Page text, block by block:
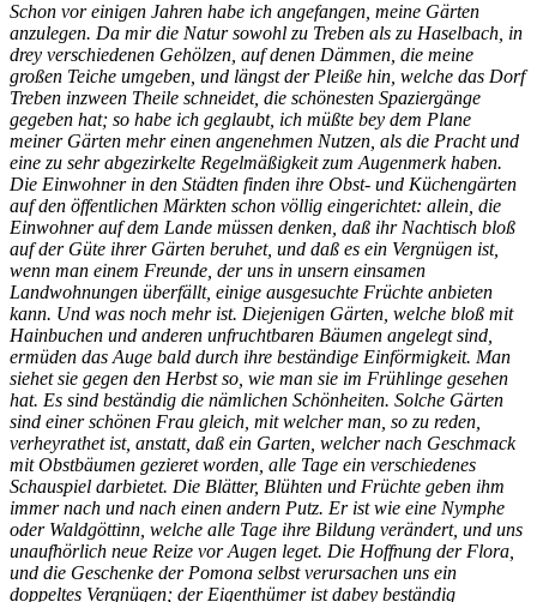
Schon vor einigen Jahren habe ich angefangen, meine Gärten
anzulegen. Da mir die Natur sowohl zu Treben als zu Haselbach, in
drey verschiedenen Gehölzen, auf denen Dämmen, die meine
großen Teiche umgeben, und längst der Pleiße hin, welche das Dorf
Treben inzween Theile schneidet, die schönesten Spaziergänge
gegeben hat; so habe ich geglaubt, ich müßte bey dem Plane
meiner Gärten mehr einen angenehmen Nutzen, als die Pracht und
eine zu sehr abgezirkelte Regelmäßigkeit zum Augenmerk haben.
Die Einwohner in den Städten finden ihre Obst- und Küchengärten
auf den öffentlichen Märkten schon völlig eingerichtet: allein, die
Einwohner auf dem Lande müssen denken, daß ihr Nachtisch bloß
auf der Güte ihrer Gärten beruhet, und daß es ein Vergnügen ist,
wenn man einem Freunde, der uns in unsern einsamen
Landwohnungen überfällt, einige ausgesuchte Früchte anbieten
kann. Und was noch mehr ist. Diejenigen Gärten, welche bloß mit
Hainbuchen und anderen unfruchtbaren Bäumen angelegt sind,
ermüden das Auge bald durch ihre beständige Einförmigkeit. Man
siehet sie gegen den Herbst so, wie man sie im Frühlinge gesehen
hat. Es sind beständig die nämlichen Schönheiten. Solche Gärten
sind einer schönen Frau gleich, mit welcher man, so zu reden,
verheyrathet ist, anstatt, daß ein Garten, welcher nach Geschmack
mit Obstbäumen gezieret worden, alle Tage ein verschiedenes
Schauspiel darbietet. Die Blätter, Blühten und Früchte geben ihm
immer nach und nach einen andern Putz. Er ist wie eine Nymphe
oder Waldgöttinn, welche alle Tage ihre Bildung verändert, und uns
unaufhörlich neue Reize vor Augen leget. Die Hoffnung der Flora,
und die Geschenke der Pomona selbst verursachen uns ein
doppeltes Vergnügen; der Eigenthümer ist dabey beständig